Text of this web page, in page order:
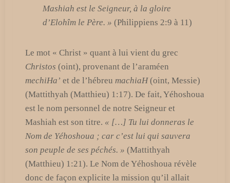
Mashiah est le Seigneur, à la gloire
d’Elohîm le Père. » (Philippiens 2:9 à 11)
Le mot « Christ » quant à lui vient du grec
Christos (oint), provenant de l’araméen
mechiHa’ et de l’hébreu machiaH(oint, Messie)
(Mattithyah (Matthieu) 1:17). De fait, Yéhoshoua
est le nom personnel de notre Seigneur et
Mashiah est son titre. « […] Tu lui donneras le
Nom de Yéhoshoua ; car c’est lui qui sauvera
son peuple de ses péchés. » (Mattithyah
(Matthieu) 1:21). Le Nom de Yéhoshoua révèle
donc de façon explicite la mission qu’il allait